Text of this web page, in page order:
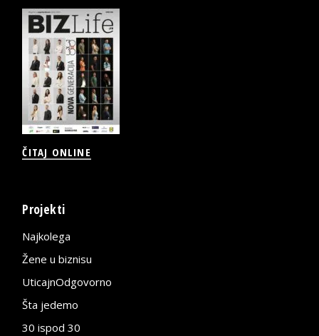
ČITAJ ONLINE
Projekti
Najkolega
Žene u biznisu
UticajnOdgovorno
Šta jedemo
30 ispod 30